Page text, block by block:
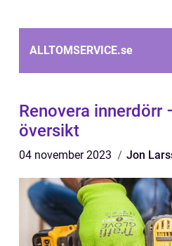
ALLTOMSERVICE.se
Renovera innerdörr
översikt
04 november 2023 Jon